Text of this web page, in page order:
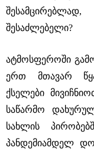
შესაძლებელი?
ატმოსფეროში
ერთ მთავარ
ქსელები
საწარმო
სახლის
პანდემიამდელ